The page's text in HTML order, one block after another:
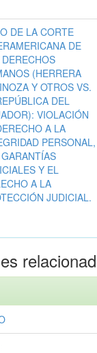
DE LA CORTE
DE
DERECHOS
(HERRERA
Y OTROS VS.
DEL
VIOLACIÓN
A LA
PERSONAL,
Y EL
A LA
JUDICIAL.